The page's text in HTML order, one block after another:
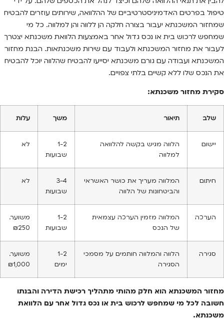
טיפול בפרטים האדמיניסטרטיביים של ההלוואה, שירותים עוזרים להבטיח
שמחזור המשכנתא יעבור בצורה חלקה הן ללווה והן למלווה. כל מי
שמחפש לרכוש בית או נכס גדול אחר באמצעות הלוואת משכנתא יצטרך
לעבור את מחזור המשכנתא ולעבוד עם שירות משכנתאות. הבנת מחזור
המשכנתא ועבודה עם גורם משכנתא יסייעו להבטיח שהלווה יוכל להבטיח
את הנכס שלו ללא קשיים בלתי צפויים.
סקירת מחזור משכנתא:
שלב תיאור משך עלות
יישום
הלווה מגיש בקשה להלוואה
למלווה
1-2
שבועות
לא
חיתום
המלווה מעריך את כושר האשראי
והביטחונות של הלווה
3-4
שבועות
לא
הערכה
המלווה מזמין הערכה עצמאית
של הנכס
1-2
שבועות
משוער.
₪250
סגירה
הלווה והמלווה חותמים על מסמכי
הסגירה
1-2
ימים
משוער.
₪1,000
מחזור המשכנתא הוא חלק מהותי מתהליך רכישת הדירה והבנתו
חשובה לכל מי שמחפש לרכוש בית או נכס גדול אחר עם הלוואת
משכנתא.